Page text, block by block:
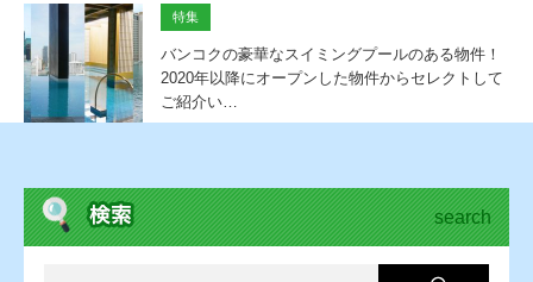
特集
バンコクの豪華なスイミングプールのある物件！
2020年以降にオープンした物件からセレクトして
ご紹介い…
search